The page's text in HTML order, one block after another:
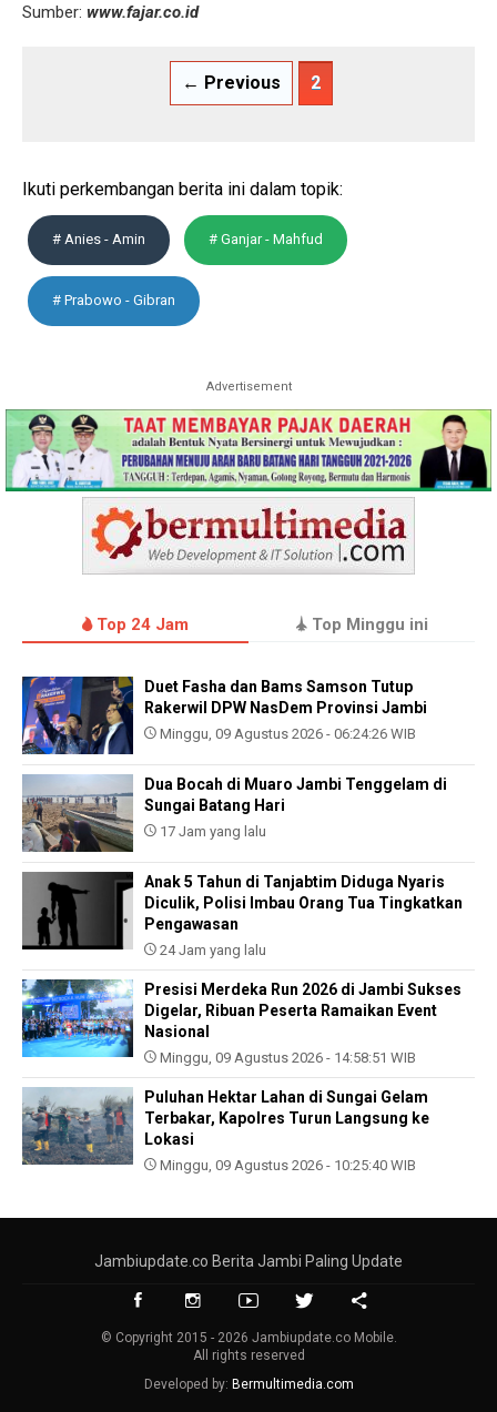
Sumber: www.fajar.co.id
← Previous 2
Ikuti perkembangan berita ini dalam topik:
# Anies - Amin # Ganjar - Mahfud
# Prabowo - Gibran
Advertisement
Top 24 Jam Top Minggu ini
Duet Fasha dan Bams Samson Tutup
Rakerwil DPW NasDem Provinsi Jambi
Minggu, 09 Agustus 2026 - 06:24:26 WIB
Dua Bocah di Muaro Jambi Tenggelam di
Sungai Batang Hari
17 Jam yang lalu
Anak 5 Tahun di Tanjabtim Diduga Nyaris
Diculik, Polisi Imbau Orang Tua Tingkatkan
Pengawasan
24 Jam yang lalu
Presisi Merdeka Run 2026 di Jambi Sukses
Digelar, Ribuan Peserta Ramaikan Event
Nasional
Minggu, 09 Agustus 2026 - 14:58:51 WIB
Puluhan Hektar Lahan di Sungai Gelam
Terbakar, Kapolres Turun Langsung ke
Lokasi
Minggu, 09 Agustus 2026 - 10:25:40 WIB
Jambiupdate.co Berita Jambi Paling Update
© Copyright 2015 - 2026 Jambiupdate.co Mobile.
All rights reserved
Developed by: Bermultimedia.com